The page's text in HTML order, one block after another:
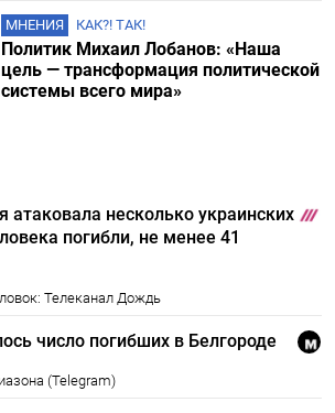
МНЕНИЯ КАК?! ТАК!
Политик Михаил Лобанов: «Наша
цель — трансформация политической
системы всего мира»